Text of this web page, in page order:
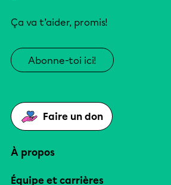
Ça va t’aider, promis!
Abonne-toi ici!
Faire un don
À propos
Équipe et carrières